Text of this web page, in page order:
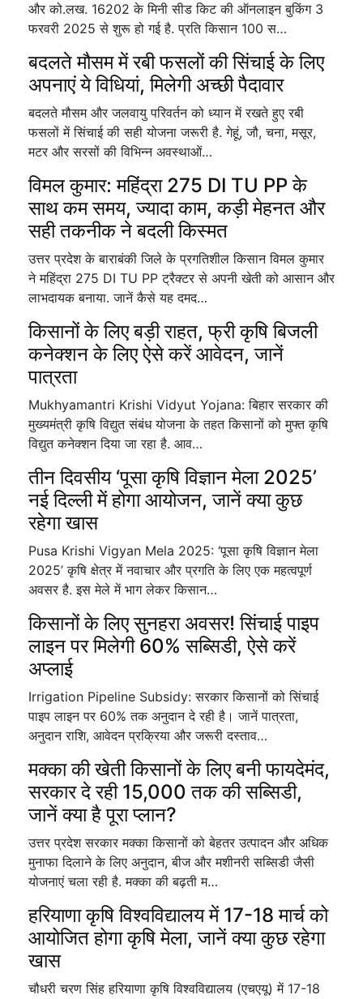
और को.लख. 16202 के मिनी सीड किट की ऑनलाइन बुकिंग 3
फरवरी 2025 से शुरू हो गई है. प्रति किसान 100 स…
बदलते मौसम में रबी फसलों की सिंचाई के लिए
अपनाएं ये विधियां, मिलेगी अच्छी पैदावार
बदलते मौसम और जलवायु परिवर्तन को ध्यान में रखते हुए रबी
फसलों में सिंचाई की सही योजना जरूरी है. गेहूं, जौ, चना, मसूर,
मटर और सरसों की विभिन्न अवस्थाओं…
विमल कुमार: महिंद्रा 275 DI TU PP के
साथ कम समय, ज्यादा काम, कड़ी मेहनत और
सही तकनीक ने बदली किस्मत
उत्तर प्रदेश के बाराबंकी जिले के प्रगतिशील किसान विमल कुमार
ने महिंद्रा 275 DI TU PP ट्रैक्टर से अपनी खेती को आसान और
लाभदायक बनाया. जानें कैसे यह दमद…
किसानों के लिए बड़ी राहत, फ्री कृषि बिजली
कनेक्शन के लिए ऐसे करें आवेदन, जानें
पात्रता
Mukhyamantri Krishi Vidyut Yojana: बिहार सरकार की
मुख्यमंत्री कृषि विद्युत संबंध योजना के तहत किसानों को मुफ्त कृषि
विद्युत कनेक्शन दिया जा रहा है. आव…
तीन दिवसीय ‘पूसा कृषि विज्ञान मेला 2025’
नई दिल्ली में होगा आयोजन, जानें क्या कुछ
रहेगा खास
Pusa Krishi Vigyan Mela 2025: ‘पूसा कृषि विज्ञान मेला
2025’ कृषि क्षेत्र में नवाचार और प्रगति के लिए एक महत्वपूर्ण
अवसर है. इस मेले में भाग लेकर किसान…
किसानों के लिए सुनहरा अवसर! सिंचाई पाइप
लाइन पर मिलेगी 60% सब्सिडी, ऐसे करें
अप्लाई
Irrigation Pipeline Subsidy: सरकार किसानों को सिंचाई
पाइप लाइन पर 60% तक अनुदान दे रही है। जानें पात्रता,
अनुदान राशि, आवेदन प्रक्रिया और जरूरी दस्ताव…
मक्का की खेती किसानों के लिए बनी फायदेमंद,
सरकार दे रही 15,000 तक की सब्सिडी,
जानें क्या है पूरा प्लान?
उत्तर प्रदेश सरकार मक्का किसानों को बेहतर उत्पादन और अधिक
मुनाफा दिलाने के लिए अनुदान, बीज और मशीनरी सब्सिडी जैसी
योजनाएं चला रही है. मक्का की बढ़ती म…
हरियाणा कृषि विश्वविद्यालय में 17-18 मार्च को
आयोजित होगा कृषि मेला, जानें क्या कुछ रहेगा
खास
चौधरी चरण सिंह हरियाणा कृषि विश्वविद्यालय (एचएयू) में 17-18